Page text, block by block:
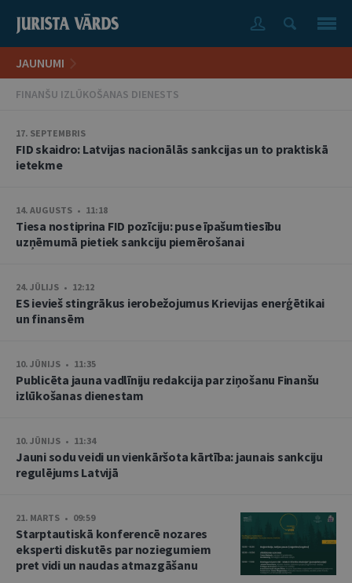
JAUNUMI
FINANŠU IZLŪKOŠANAS DIENESTS
17. SEPTEMBRIS
FID skaidro: Latvijas nacionālās sankcijas un to praktiskā
ietekme
14. AUGUSTS • 11:18
Tiesa nostiprina FID pozīciju: puse īpašumtiesību
uzņēmumā pietiek sankciju piemērošanai
24. JŪLIJS • 12:12
ES ievieš stingrākus ierobežojumus Krievijas enerģētikai
un finansēm
10. JŪNIJS • 11:35
Publicēta jauna vadlīniju redakcija par ziņošanu Finanšu
izlūkošanas dienestam
10. JŪNIJS • 11:34
Jauni sodu veidi un vienkāršota kārtība: jaunais sankciju
regulējums Latvijā
21. MARTS • 09:59
Starptautiskā konferencē nozares
eksperti diskutēs par noziegumiem
pret vidi un naudas atmazgāšanu